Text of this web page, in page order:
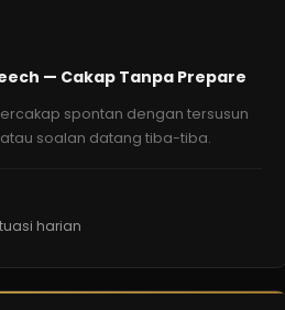
— Cakap Tanpa Prepare
spontan dengan tersusun
soalan datang tiba-tiba.
harian